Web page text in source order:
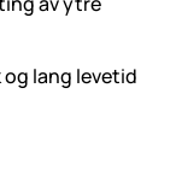
lang levetid